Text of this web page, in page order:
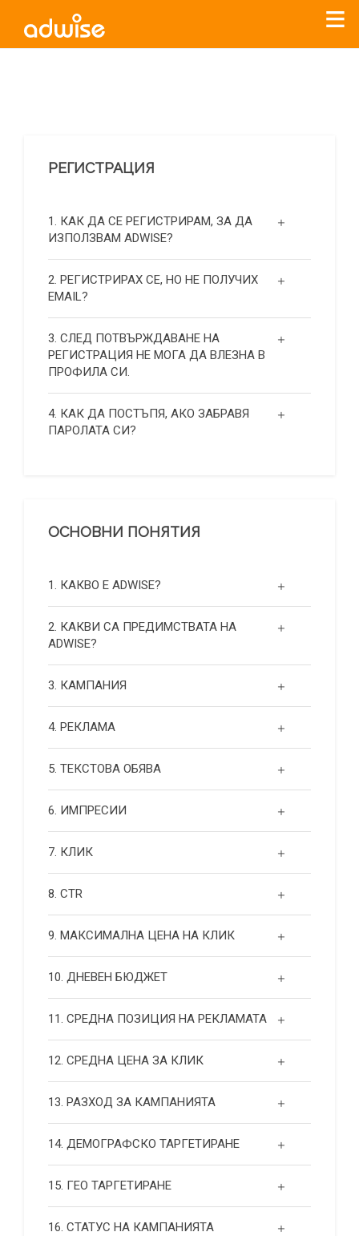
РЕГИСТРАЦИЯ
1. КАК ДА СЕ РЕГИСТРИРАМ, ЗА ДА
ИЗПОЛЗВАМ ADWISE?
2. РЕГИСТРИРАХ СЕ, НО НЕ ПОЛУЧИХ
EMAIL?
3. СЛЕД ПОТВЪРЖДАВАНЕ НА
РЕГИСТРАЦИЯ НЕ МОГА ДА ВЛЕЗНА В
ПРОФИЛА СИ.
4. КАК ДА ПОСТЪПЯ, АКО ЗАБРАВЯ
ПАРОЛАТА СИ?
ОСНОВНИ ПОНЯТИЯ
1. КАКВО Е ADWISE?
2. КАКВИ СА ПРЕДИМСТВАТА НА
ADWISE?
3. КАМПАНИЯ
4. РЕКЛАМА
5. ТЕКСТОВА ОБЯВА
6. ИМПРЕСИИ
7. КЛИК
8. CTR
9. МАКСИМАЛНА ЦЕНА НА КЛИК
10. ДНЕВЕН БЮДЖЕТ
11. СРЕДНА ПОЗИЦИЯ НА РЕКЛАМАТА
12. СРЕДНА ЦЕНА ЗА КЛИК
13. РАЗХОД ЗА КАМПАНИЯТА
14. ДЕМОГРАФСКО ТАРГЕТИРАНЕ
15. ГЕО ТАРГЕТИРАНЕ
16. СТАТУС НА КАМПАНИЯТА